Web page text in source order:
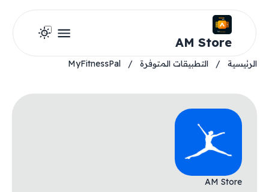
AM Store
الرئيسية / التطبيقات المتوفرة /
MyFitnessPal
AM Store